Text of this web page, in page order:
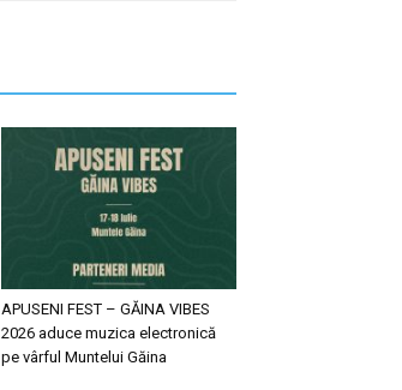
APUSENI FEST – GĂINA VIBES
2026 aduce muzica electronică
pe vârful Muntelui Găina